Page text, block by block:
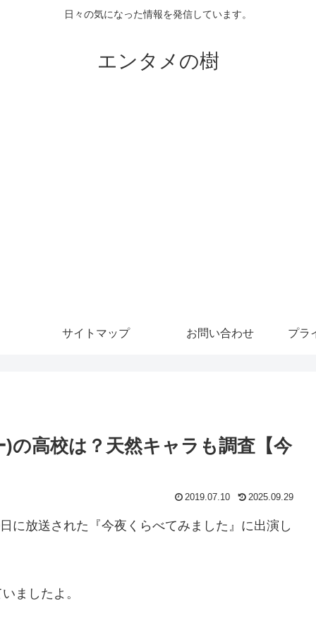
日々の気になった情報を発信しています。
エンタメの樹
サイトマップ お問い合わせ プラ
の高校は？天然キャラも調査【今
2019.07.10 2025.09.29
に放送された『今夜くらべてみました』に出演し
ましたよ。